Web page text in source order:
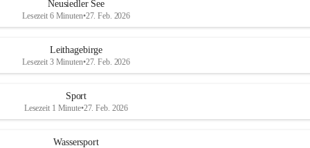
e
r
S
e
S
Neusiedler See
Lesezeit 6 Minuten•27. Feb. 2026
Leithagebirge
Lesezeit 3 Minuten•27. Feb. 2026
Sport
Lesezeit 1 Minute•27. Feb. 2026
Wassersport